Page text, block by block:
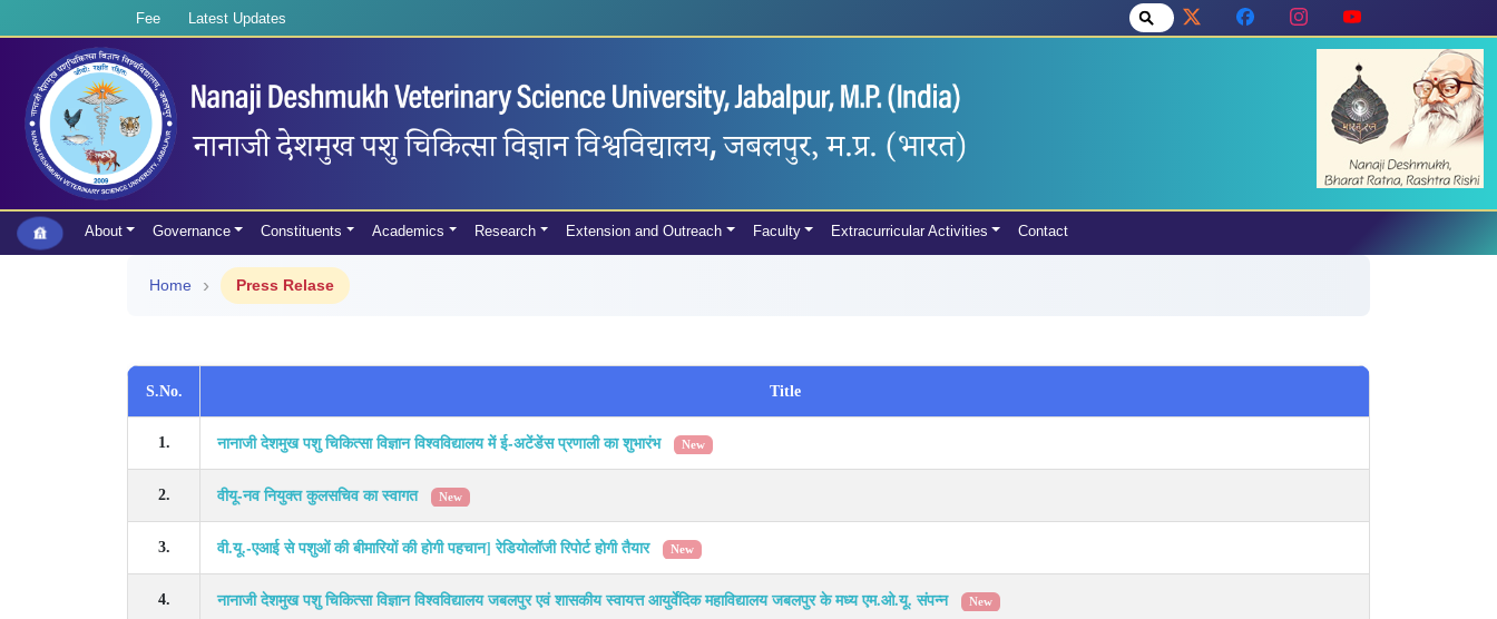
Fee Latest Updates
About Governance Constituents Academics Research Extension and Outreach Faculty Extracurricular Activities Contact
Home Press Relase
S.No. Title
1. नानाजी देशमुख पशु चिकित्सा विज्ञान विश्वविद्यालय में ई-अटेंडेंस प्रणाली का शुभारंभ New
2. वीयू-नव नियुक्त कुलसचिव का स्वागत New
3. वी.यू.-एआई से पशुओं की बीमारियों की होगी पहचान] रेडियोलॉजी रिपोर्ट होगी तैयार New
4. नानाजी देशमुख पशु चिकित्सा विज्ञान विश्वविद्यालय जबलपुर एवं शासकीय स्वायत्त आयुर्वेदिक महाविद्यालय जबलपुर के मध्य एम.ओ.यू. संपन्न New